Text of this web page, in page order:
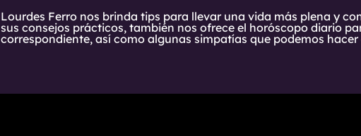
Lourdes Ferro nos brinda tips para llevar una vida más plena y
sus consejos prácticos, también nos ofrece el horóscopo diario
correspondiente, así como algunas simpatías que podemos